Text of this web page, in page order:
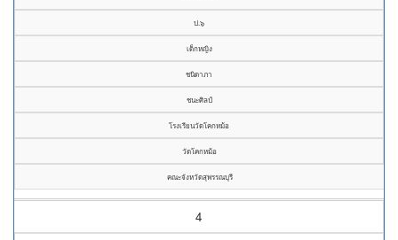
ป.๖
เด็กหญิง
ชนิดาภา
ชนะศิลป์
โรงเรียนวัดโคกหม้อ
วัดโคกหม้อ
คณะจังหวัดสุพรรณบุรี
4